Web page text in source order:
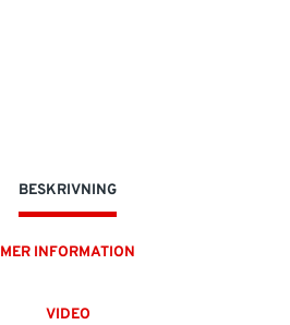
BESKRIVNING
MER INFORMATION
VIDEO